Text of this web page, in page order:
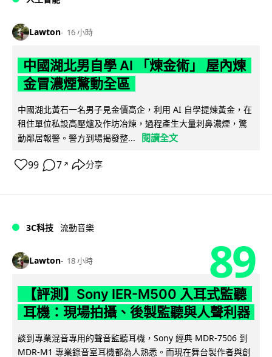
Lawton 16 小時
中國湖北男自學 AI 「煉金術」 屋內煉
金冒濃煙驚動全區
中國湖北黃石一名男子見金價高企，利用 AI 自學提煉黃金，在
租住單位私設高壓爐及作坊冶煉，過程產生大量刺鼻濃煙，驚
動鄰居報警。警方到場揭發整...
閱讀全文
99 7 ↗ 分享
3C科技 流動音樂
Lawton 18 小時 89
【評測】Sony IER-M500 入耳式監聽
耳機：現場拍攝、後製監聽與人聲利器
談到專業混音專用的聲音監聽耳機，Sony 經典 MDR-7506 到
MDR-M1 專業錄音室耳機都為人熟悉。而現在舞台製作者與創